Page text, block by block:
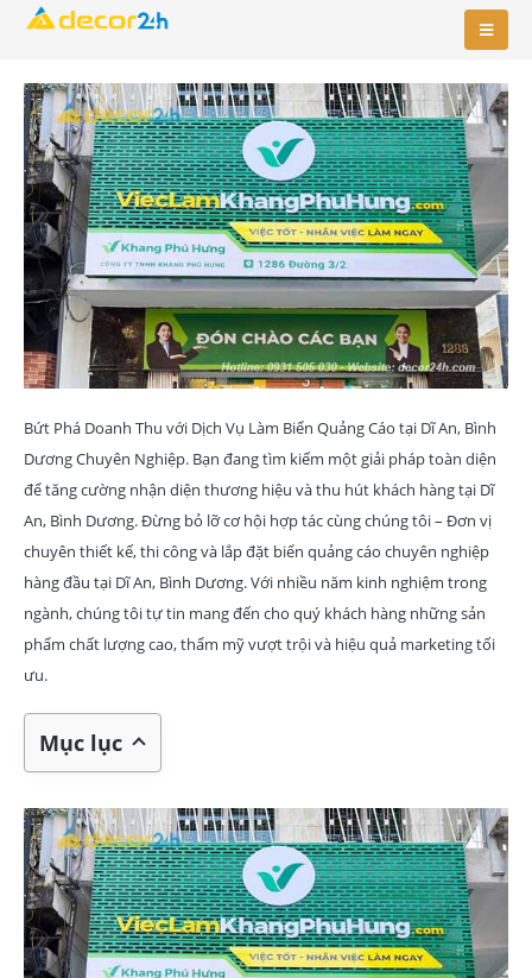
Bứt Phá Doanh Thu với Dịch Vụ Làm Biển Quảng Cáo tại Dĩ An, Bình
Dương Chuyên Nghiệp. Bạn đang tìm kiếm một giải pháp toàn diện
để tăng cường nhận diện thương hiệu và thu hút khách hàng tại Dĩ
An, Bình Dương. Đừng bỏ lỡ cơ hội hợp tác cùng chúng tôi – Đơn vị
chuyên thiết kế, thi công và lắp đặt biển quảng cáo chuyên nghiệp
hàng đầu tại Dĩ An, Bình Dương. Với nhiều năm kinh nghiệm trong
ngành, chúng tôi tự tin mang đến cho quý khách hàng những sản
phẩm chất lượng cao, thẩm mỹ vượt trội và hiệu quả marketing tối
ưu.
Mục lục